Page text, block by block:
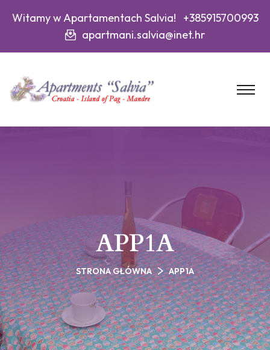
Witamy w Apartamentach Salvia! +385915700993
apartmani.salvia@inet.hr
APP1A
STRONA GŁÓWNA APP1A